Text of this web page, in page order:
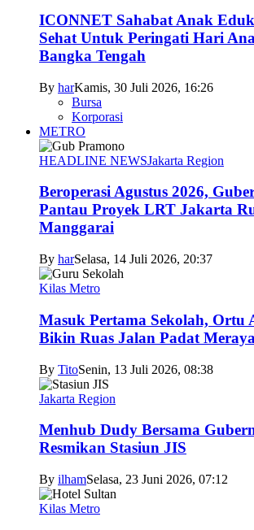
ICONNET Sahabat Anak
Sehat Untuk Peringati Hari
Bangka Tengah
By harKamis, 30 Juli 2026, 16:26
Bursa
Korporasi
METRO
HEADLINE NEWSJakarta Region
Beroperasi Agustus 2026,
Pantau Proyek LRT Jakarta
Manggarai
By harSelasa, 14 Juli 2026, 20:37
Kilas Metro
Masuk Pertama Sekolah, Ortu
Bikin Ruas Jalan Padat
By TitoSenin, 13 Juli 2026, 08:38
Jakarta Region
Menhub Dudy Bersama
Resmikan Stasiun JIS
By ilhamSelasa, 23 Juni 2026, 07:12
Kilas Metro